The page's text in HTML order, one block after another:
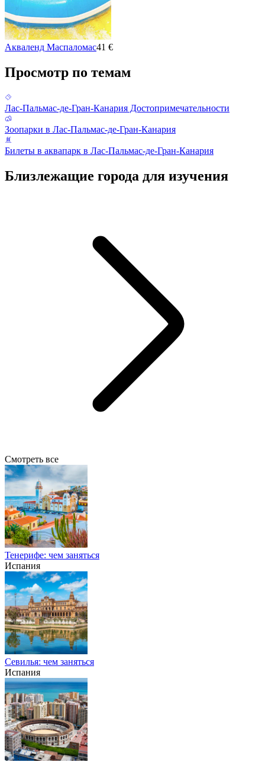
Акваленд Маспаломас41 €
Просмотр по темам
Лас-Пальмас-де-Гран-Канария Достопримечательности
Зоопарки в Лас-Пальмас-де-Гран-Канария
Билеты в аквапарк в Лас-Пальмас-де-Гран-Канария
Близлежащие города для изучения
Смотреть все
Тенерифе: чем заняться
Испания
Севилья: чем заняться
Испания